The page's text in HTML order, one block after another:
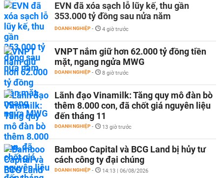
EVN đã xóa sạch lỗ lũy kế, thu gần
353.000 tỷ đồng sau nửa năm
DOANH NGHIỆP - 4 giờ trước
VNPT nắm giữ hơn 62.000 tỷ đồng tiền
mặt, ngang ngửa MWG
DOANH NGHIỆP - 8 giờ trước
Lãnh đạo Vinamilk: Tăng quy mô đàn bò
thêm 8.000 con, đã chốt giá nguyên liệu
đến tháng 11
DOANH NGHIỆP - 13 giờ trước
Bamboo Capital và BCG Land bị hủy tư
cách công ty đại chúng
DOANH NGHIỆP - 14:13 | 06/08/2026